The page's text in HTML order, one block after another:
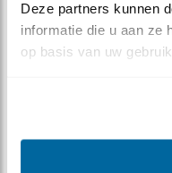
Deze partners kunnen
informatie die u aan ze
op basis van uw
Meer over